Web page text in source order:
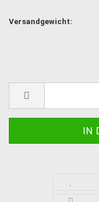
Versandgewicht: